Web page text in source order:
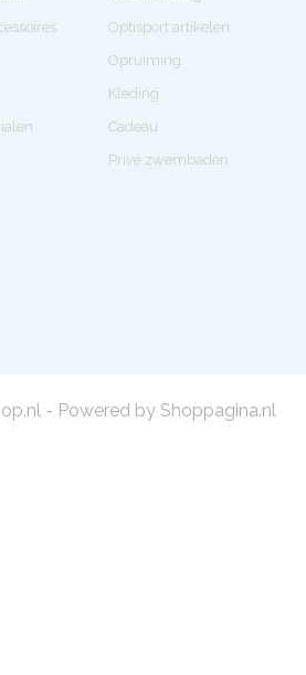
Optisport artikelen
Opruiming
Kleding
Cadeau
Privé zwembaden
- Powered by Shoppagina.nl